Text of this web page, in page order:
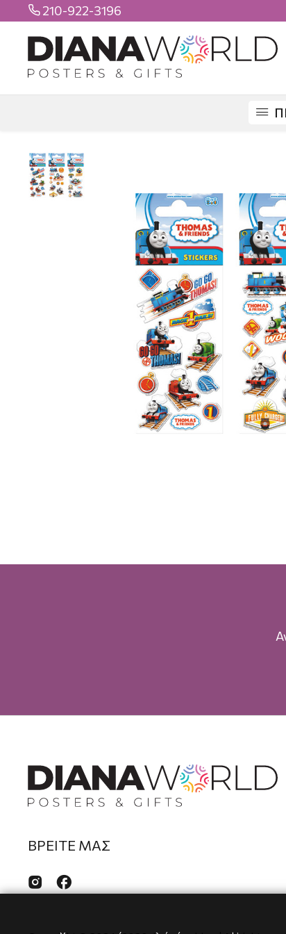
 210-922-3196
ΒΡΕΙΤΕ ΜΑΣ
 